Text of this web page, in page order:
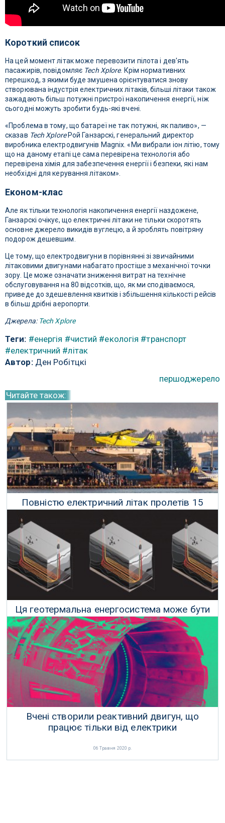
Короткий список
На цей момент літак може перевозити пілота і дев'ять
пасажирів, повідомляє Tech Xplore. Крім нормативних
перешкод, з якими буде змушена орієнтуватися знову
створювана індустрія електричних літаків, більші літаки також
зажадають більш потужні пристрої накопичення енергії, ніж
сьогодні можуть зробити будь-які вчені.
«Проблема в тому, що батареї не так потужні, як паливо», —
сказав Tech XploreРой Ганзарскі, генеральний директор
виробника електродвигунів Magnix. «Ми вибрали іон літію, тому
що на даному етапі це сама перевірена технологія або
перевірена хімія для забезпечення енергії і безпеки, які нам
необхідні для керування літаком».
Економ-клас
Але як тільки технологія накопичення енергії наздожене,
Ганзарскі очікує, що електричні літаки не тільки скоротять
основне джерело викидів вуглецю, а й зроблять повітряну
подорож дешевшим.
Це тому, що електродвигуни в порівнянні зі звичайними
літаковими двигунами набагато простіше з механічної точки
зору. Це може означати зниження витрат на технічне
обслуговування на 80 відсотків, що, як ми сподіваємося,
приведе до здешевлення квитків і збільшення кількості рейсів
в більш дрібні аеропорти.
Джерела: Tech Xplore
Теги: #енергія #чистий #екологія #транспорт
#електричний #літак
Автор:Ден Робітцкі
першоджерело
Читайте також:
Повністю електричний літак пролетів 15
хвилин
12 Грудня 2019 р.
Ця геотермальна енергосистема може бути
побудована на задньому дворі
24 Серпня 2019 р.
Вчені створили реактивний двигун, що
працює тільки від електрики
06 Травня 2020 р.